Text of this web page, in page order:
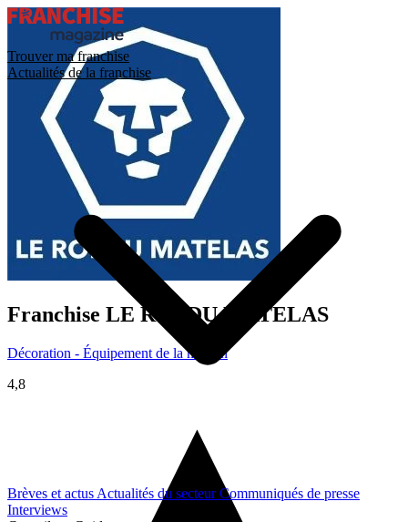
Trouver ma franchise
Actualités de la franchise
Brèves et actus Actualités du secteurCommuniqués de presse
Interviews
Franchise LE ROI DU MATELAS
Décoration - Équipement de la maison
4,8